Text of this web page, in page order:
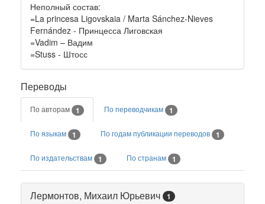
Неполный состав:
=La princesa Ligovskaia / Marta Sánchez-Nieves
Fernández - Принцесса Лиговская
=Vadim – Вадим
=Stuss - Штосс
Переводы
По авторам 1 По переводчикам 1
По языкам 1 По годам публикации переводов 1
По издательствам 1 По странам 1
Лермонтов, Михаил Юрьевич 1